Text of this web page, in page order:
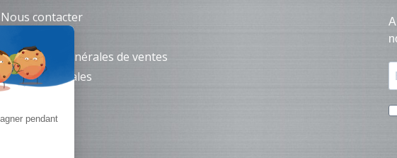
Nous contacter
Conditions générales de ventes
Mentions légales